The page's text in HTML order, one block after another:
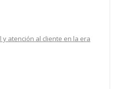
atención al cliente en la era